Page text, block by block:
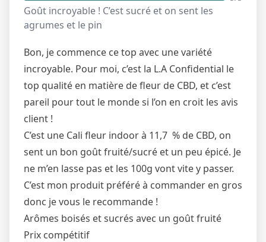
Goût incroyable ! C’est sucré et on sent les
agrumes et le pin
Bon, je commence ce top avec une variété
incroyable. Pour moi, c’est la L.A Confidential le
top qualité en matière de fleur de CBD, et c’est
pareil pour tout le monde si l’on en croit les avis
client !
C’est une Cali fleur indoor à 11,7 % de CBD, on
sent un bon goût fruité/sucré et un peu épicé. Je
ne m’en lasse pas et les 100g vont vite y passer.
C’est mon produit préféré à commander en gros
donc je vous le recommande !
Arômes boisés et sucrés avec un goût fruité
Prix compétitif